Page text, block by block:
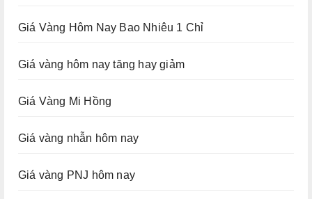
Giá Vàng Hôm Nay Bao Nhiêu 1 Chỉ
Giá vàng hôm nay tăng hay giảm
Giá Vàng Mi Hồng
Giá vàng nhẫn hôm nay
Giá vàng PNJ hôm nay